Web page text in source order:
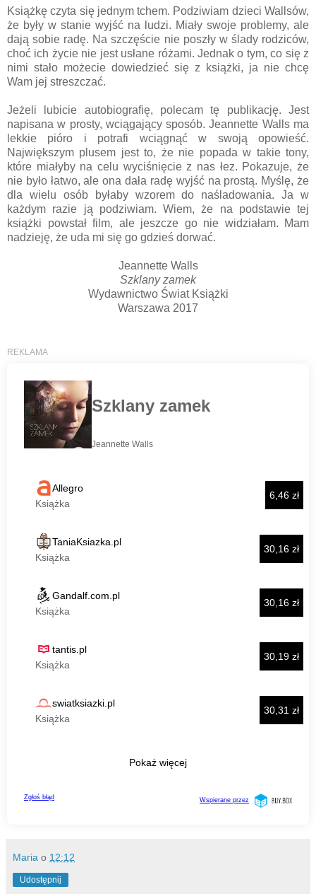
Książkę czyta się jednym tchem. Podziwiam dzieci Wallsów,
że były w stanie wyjść na ludzi. Miały swoje problemy, ale
dają sobie radę. Na szczęście nie poszły w ślady rodziców,
choć ich życie nie jest usłane różami. Jednak o tym, co się z
nimi stało możecie dowiedzieć się z książki, ja nie chcę
Wam jej streszczać.
Jeżeli lubicie autobiografię, polecam tę publikację. Jest
napisana w prosty, wciągający sposób. Jeannette Walls ma
lekkie pióro i potrafi wciągnąć w swoją opowieść.
Największym plusem jest to, że nie popada w takie tony,
które miałyby na celu wyciśnięcie z nas łez. Pokazuje, że
nie było łatwo, ale ona dała radę wyjść na prostą. Myślę, że
dla wielu osób byłaby wzorem do naśladowania. Ja w
każdym razie ją podziwiam. Wiem, że na podstawie tej
książki powstał film, ale jeszcze go nie widziałam. Mam
nadzieję, że uda mi się go gdzieś dorwać.
Jeannette Walls
Szklany zamek
Wydawnictwo Świat Książki
Warszawa 2017
Maria o 12:12
Udostępnij